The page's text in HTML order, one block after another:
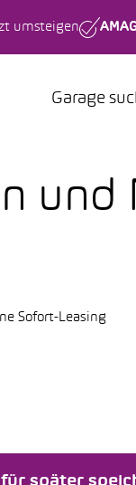
umsteigen
Garage
und
Sofort-Leasing
später